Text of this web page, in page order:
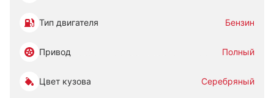
Тип двигателя Бензин
Привод Полный
Цвет кузова Серебряный